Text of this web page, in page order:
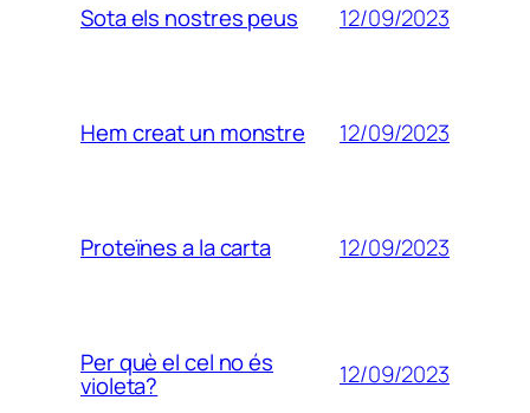
Sota els nostres peus 12/09/2023
Hem creat un monstre 12/09/2023
Proteïnes a la carta 12/09/2023
Per què el cel no és
violeta? 12/09/2023